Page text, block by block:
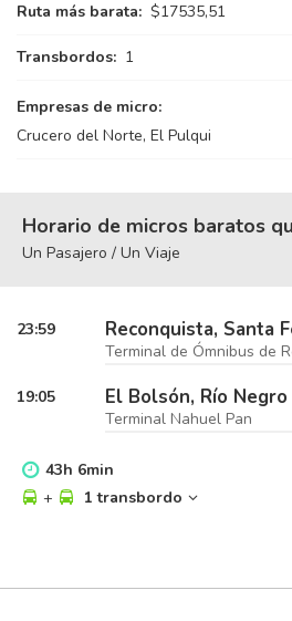
Ruta más barata: $17535,51
Transbordos: 1
Empresas de micro:
Crucero del Norte, El Pulqui
Horario de micros baratos
Un Pasajero / Un Viaje
23:59 Reconquista, Santa
Terminal de Ómnibus de
19:05 El Bolsón, Río Negro
Terminal Nahuel Pan
43h 6min
+
1 transbordo